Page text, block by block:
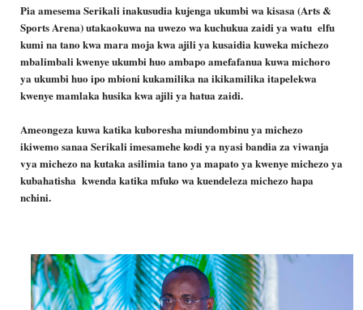
Pia amesema Serikali inakusudia kujenga ukumbi wa kisasa (Arts &
Sports Arena) utakaokuwa na uwezo wa kuchukua zaidi ya watu elfu
kumi na tano kwa mara moja kwa ajili ya kusaidia kuweka michezo
mbalimbali kwenye ukumbi huo ambapo amefafanua kuwa michoro
ya ukumbi huo ipo mbioni kukamilika na ikikamilika itapelekwa
kwenye mamlaka husika kwa ajili ya hatua zaidi.
Ameongeza kuwa katika kuboresha miundombinu ya michezo
ikiwemo sanaa Serikali imesamehe kodi ya nyasi bandia za viwanja
vya michezo na kutaka asilimia tano ya mapato ya kwenye michezo ya
kubahatisha kwenda katika mfuko wa kuendeleza michezo hapa
nchini.